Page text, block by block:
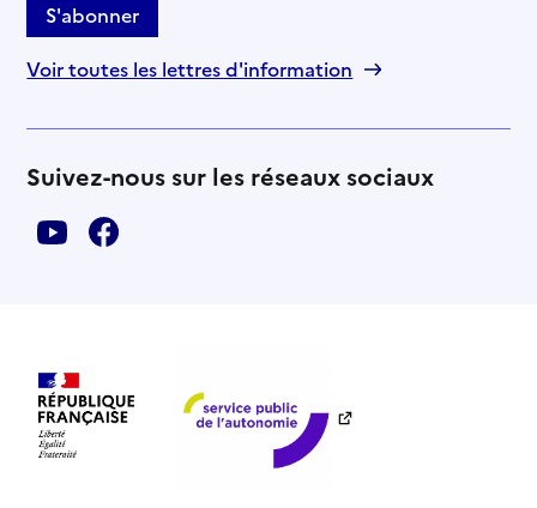
S'abonner
Voir toutes les lettres d'information
Suivez-nous sur les réseaux sociaux